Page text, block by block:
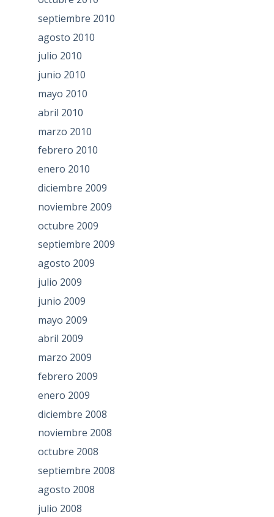
septiembre 2010
agosto 2010
julio 2010
junio 2010
mayo 2010
abril 2010
marzo 2010
febrero 2010
enero 2010
diciembre 2009
noviembre 2009
octubre 2009
septiembre 2009
agosto 2009
julio 2009
junio 2009
mayo 2009
abril 2009
marzo 2009
febrero 2009
enero 2009
diciembre 2008
noviembre 2008
octubre 2008
septiembre 2008
agosto 2008
julio 2008